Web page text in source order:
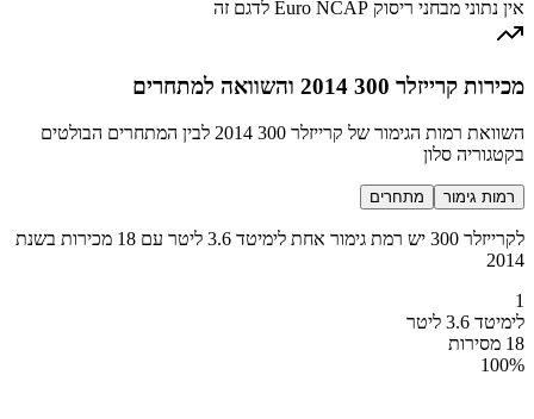
אין נתוני מבחני ריסוק Euro NCAP לדגם זה
מכירות קרייזלר 300 2014 והשוואה למתחרים
השוואת רמות הגימור של קרייזלר 300 2014 לבין המתחרים הבולטים
בקטגוריה סלון
רמות גימור מתחרים
לקרייזלר 300 יש רמת גימור אחת לימיטד 3.6 ליטר עם 18 מכירות בשנת
2014
1
לימיטד 3.6 ליטר
18 מסירות
100%